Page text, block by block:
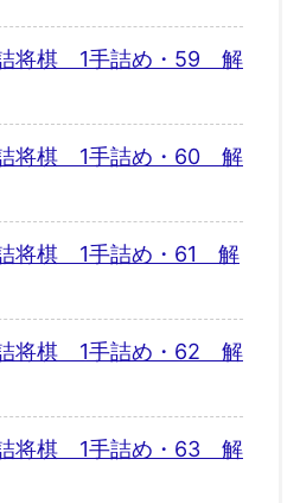
将棋 1手詰め・59 解
将棋 1手詰め・60 解
将棋 1手詰め・61 解
将棋 1手詰め・62 解
将棋 1手詰め・63 解